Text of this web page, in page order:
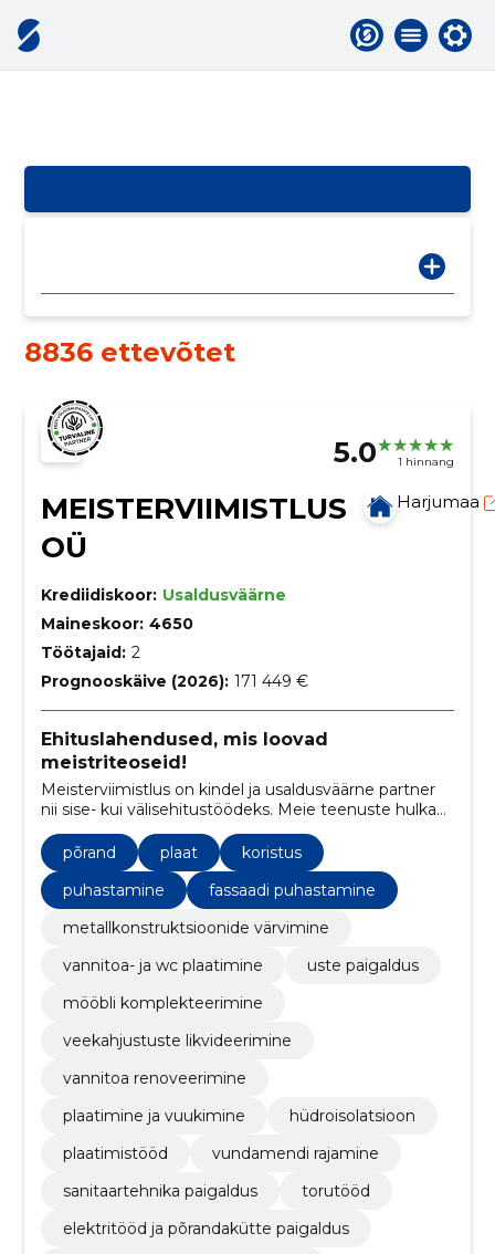
8836 ettevõtet
5.0 1 hinnang
MEISTERVIIMISTLUS
OÜ
Harjumaa
Krediidiskoor: Usaldusväärne
Maineskoor: 4650
Töötajaid: 2
Prognooskäive (2026): 171 449 €
Ehituslahendused, mis loovad
meistriteoseid!
Meisterviimistlus on kindel ja usaldusväärne partner
nii sise- kui välisehitustöödeks. Meie teenuste hulka
kuuluvad vundamendi- ja müüritööd,
siseviimistlustööd ja parketipaigaldus. Meie
professionaalne tiim tagab tipptasemel töö ja
klientide rahulolu.
põrand plaat
koristus
puhastamine
fassaadi puhastamine
metallkonstruktsioonide värvimine
vannitoa- ja wc plaatimine
uste paigaldus
mööbli komplekteerimine
veekahjustuste likvideerimine
vannitoa renoveerimine
plaatimine ja vuukimine
hüdroisolatsioon
plaatimistööd
vundamendi rajamine
sanitaartehnika paigaldus
torutööd
elektritööd ja põrandakütte paigaldus